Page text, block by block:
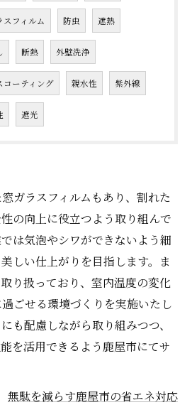
スフィルム 防虫 遮熱
断熱 外壁洗浄
コーティング 親水性 紫外線
遮光
ガラスフィルムもあり、割れた
の向上に役立つよう取り組んで
は気泡やシワができないよう細
しい仕上がりを目指します。ま
り扱っており、室内温度の変化
ごせる環境づくりを実施いたし
も配慮しながら取り組みつつ、
を活用できるよう鹿屋市にてサ
無駄を減らす鹿屋市の省エネ対応